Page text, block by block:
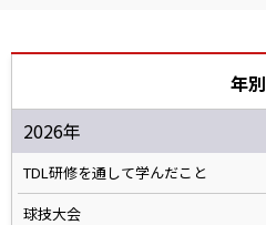
年別
2026年
TDL研修を通して学んだこと
球技大会